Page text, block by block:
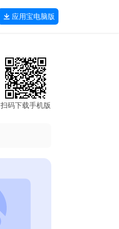
应用宝电脑版
扫码下载手机版